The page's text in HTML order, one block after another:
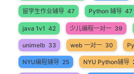
留学生作业辅导 47 Python 辅导 47
java 1v1 42 少儿编程一对一 39
unimelb 33 web 一对一 30
NYU编程辅导 25 NYU Python辅导